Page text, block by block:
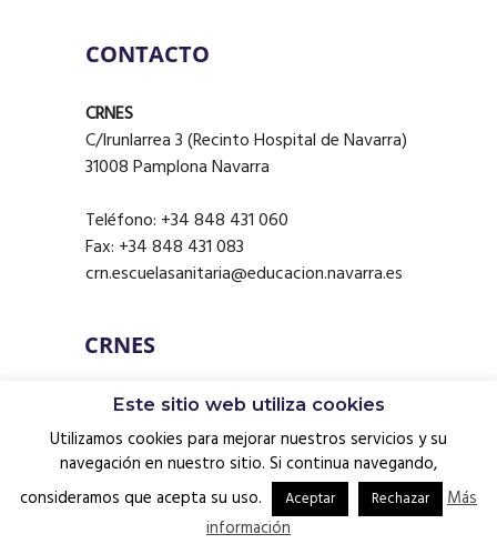
CONTACTO
CRNES
C/Irunlarrea 3 (Recinto Hospital de Navarra)
31008 Pamplona Navarra
Teléfono: +34 848 431 060
Fax: +34 848 431 083
crn.escuelasanitaria@educacion.navarra.es
CRNES
Este sitio web utiliza cookies
Utilizamos cookies para mejorar nuestros servicios y su
navegación en nuestro sitio. Si continua navegando,
consideramos que acepta su uso.
Aceptar Rechazar
Más
información